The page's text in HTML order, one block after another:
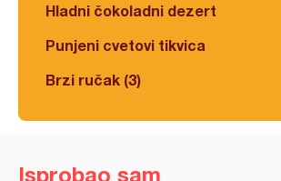
Hladni čokoladni dezert
Punjeni cvetovi tikvica
Brzi ručak (3)
Isprobao sam